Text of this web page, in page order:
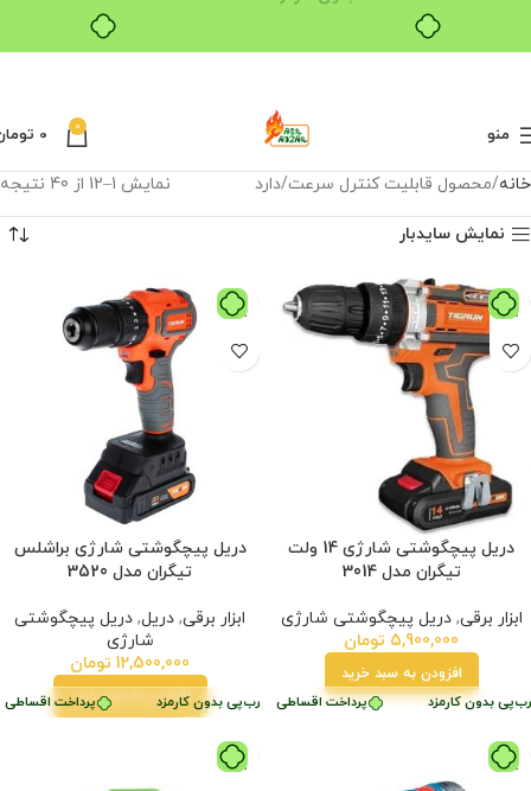
منو 0
0
خانه محصول قابلیت کنترل سرعت دارد نمایش 1–12 از 40 نتیجه
نمایش سایدبار
پرداخت اقساطی • خرید قسطی با ترب‌پی بدون کارمزد بدون کارمزد
دریل پیچگوشتی شارژی 14 ولت
تیگران مدل 3014
ابزار برقی,دریل پیچگوشتی شارژی
5,900,000 تومان
افزودن به سبد خرید
پرداخت اقساطی • پرداخت اقساطی • خرید قسطی با ترب‌پی بدون کارمزد
دریل پیچگوشتی شارژی براشلس
تیگران مدل 3520
ابزار برقی, دریل, دریل پیچگوشتی
شارژی
12,500,000 تومان
افزودن به سبد خرید